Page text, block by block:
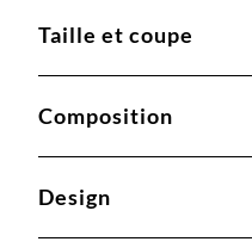
Taille et coupe
Composition
Design